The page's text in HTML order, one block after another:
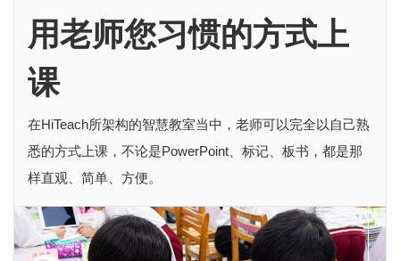
用老师您习惯的方式上
课
在HiTeach所架构的智慧教室当中，老师可以完全以自己熟
悉的方式上课，不论是PowerPoint、标记、板书，都是那
样直观、简单、方便。